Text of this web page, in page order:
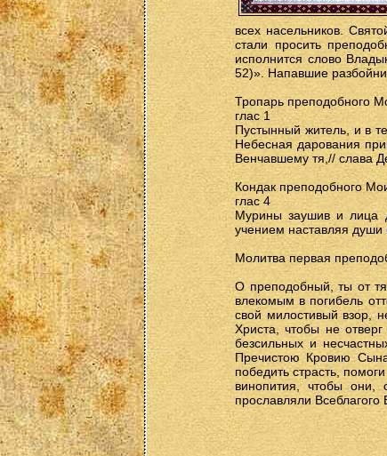
всех насельников.
стали просить
исполнится слово
52)». Напавшие
Тропарь преподобного
глас 1
Пустынный житель, и в
Небесная дарования
Венчавшему тя,// слава
Кондак преподобного
глас 4
Мурины заушив и лица
учением наставляя
Молитва первая
О преподобный, ты от
влекомым в погибель
свой милостивый взор,
Христа, чтобы не
безсильных и
Пречистою Кровию
победить страсть,
винопития, чтобы они,
прославляли